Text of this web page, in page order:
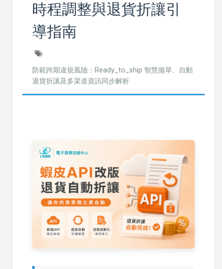
時程調整與退貨折讓引
導指南
防範跨期違規風險：Ready_to_ship 智慧拋單、自動
退貨折讓及多渠道資訊同步解析